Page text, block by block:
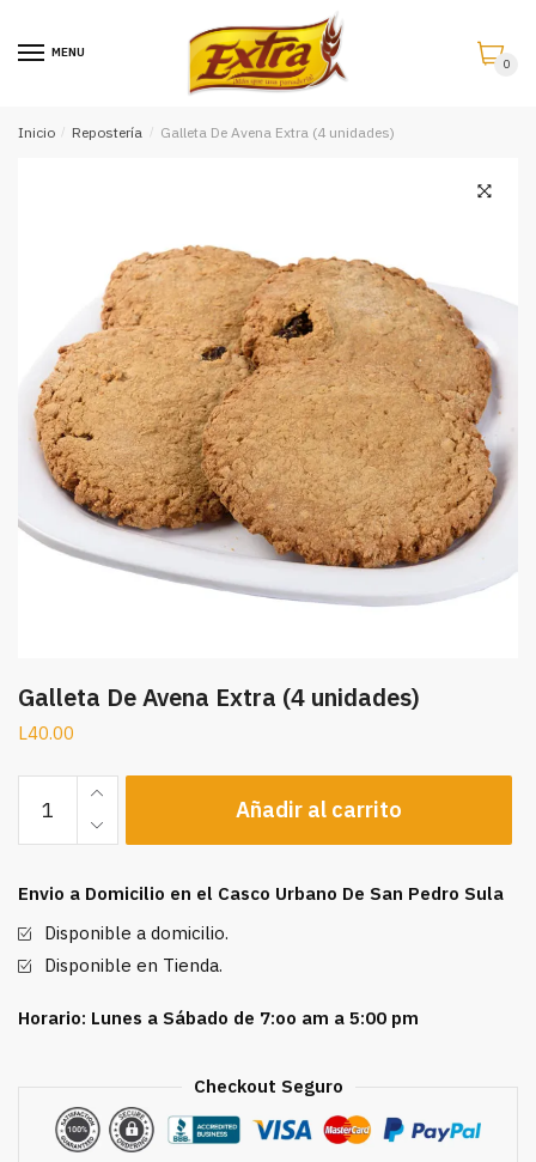
MENU
0
Inicio / Repostería / Galleta De Avena Extra (4 unidades)
Galleta De Avena Extra (4 unidades)
L40.00
Avena
(4
unidades)
cantidad
Añadir al carrito
Envio a Domicilio en el Casco Urbano De San Pedro Sula
Disponible a domicilio.
Disponible en Tienda.
Horario: Lunes a Sábado de 7:oo am a 5:00 pm
Checkout Seguro